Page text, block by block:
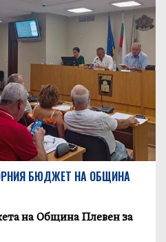
БЮДЖЕТ НА ОБЩИНА
на Община Плевен за